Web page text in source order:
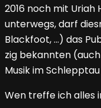
2016 noch mit Uriah
unterwegs, darf
Blackfoot, …) das
zig bekannten
Musik im
Wen treffe ich alles